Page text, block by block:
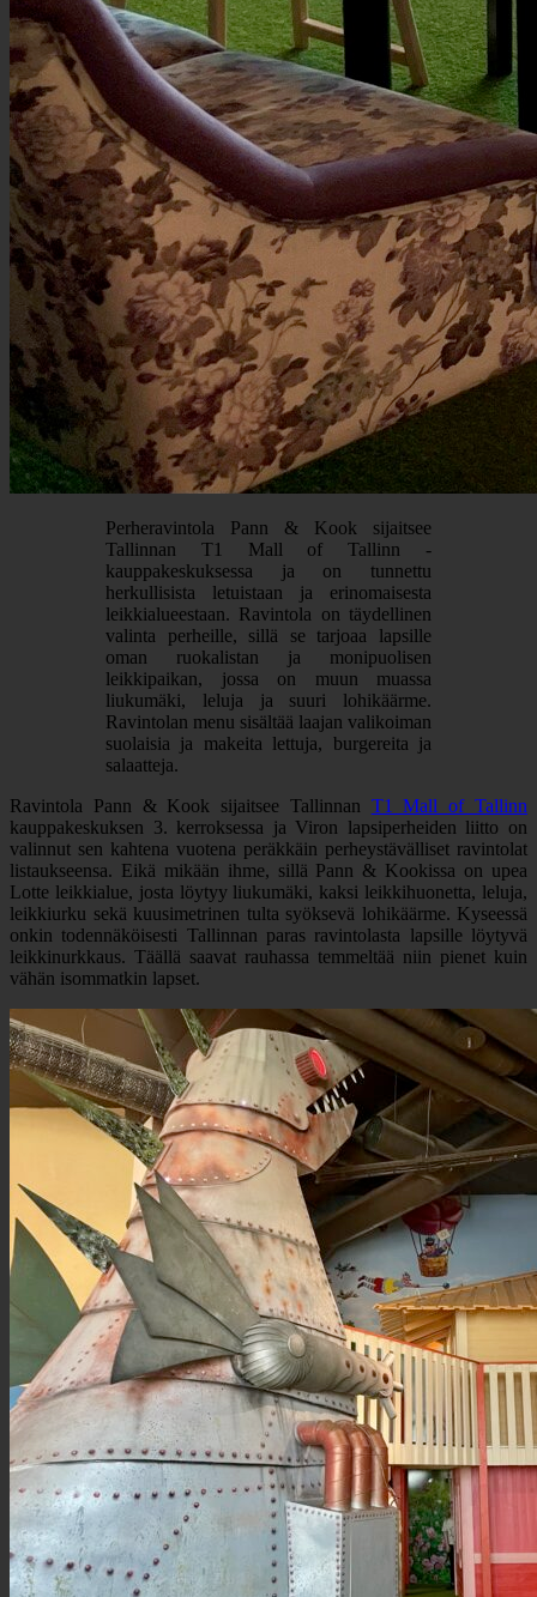
Perheravintola Pann & Kook sijaitsee
Tallinnan T1 Mall of Tallinn -
kauppakeskuksessa ja on tunnettu
herkullisista letuistaan ja erinomaisesta
leikkialueestaan. Ravintola on täydellinen
valinta perheille, sillä se tarjoaa lapsille
oman ruokalistan ja monipuolisen
leikkipaikan, jossa on muun muassa
liukumäki, leluja ja suuri lohikäärme.
Ravintolan menu sisältää laajan valikoiman
suolaisia ja makeita lettuja, burgereita ja
salaatteja.
Ravintola Pann & Kook sijaitsee Tallinnan T1 Mall of Tallinn
kauppakeskuksen 3. kerroksessa ja Viron lapsiperheiden liitto on
valinnut sen kahtena vuotena peräkkäin perheystävälliset ravintolat
listaukseensa. Eikä mikään ihme, sillä Pann & Kookissa on upea
Lotte leikkialue, josta löytyy liukumäki, kaksi leikkihuonetta, leluja,
leikkiurku sekä kuusimetrinen tulta syöksevä lohikäärme. Kyseessä
onkin todennäköisesti Tallinnan paras ravintolasta lapsille löytyvä
leikkinurkkaus. Täällä saavat rauhassa temmeltää niin pienet kuin
vähän isommatkin lapset.